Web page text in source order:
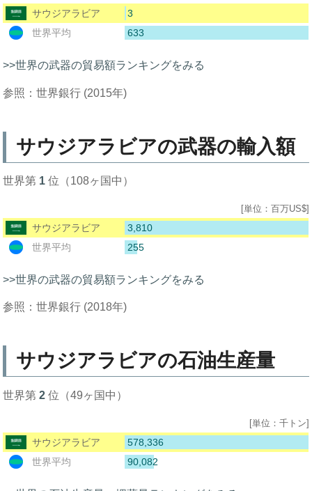
サウジアラビア
3
世界平均
633
>>世界の武器の貿易額ランキングをみる
参照：世界銀行 (2015年)
サウジアラビアの武器の輸入額
世界第 1 位（108ヶ国中）
[単位：百万US$]
サウジアラビア
3,810
世界平均
255
>>世界の武器の貿易額ランキングをみる
参照：世界銀行 (2018年)
サウジアラビアの石油生産量
世界第2 位（49ヶ国中）
[単位：千トン]
サウジアラビア
578,336
世界平均
90,082